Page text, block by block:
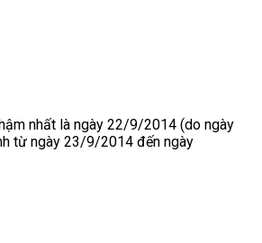
nhất là ngày 22/9/2014 (do ngày
từ ngày 23/9/2014 đến ngày